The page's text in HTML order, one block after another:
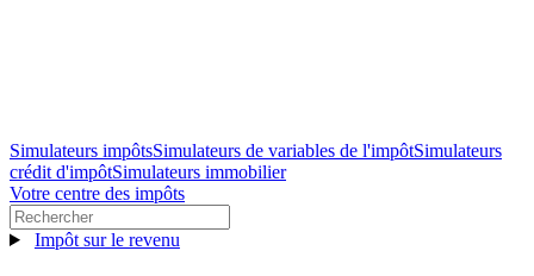
Simulateurs impôtsSimulateurs de variables de l'impôtSimulateurs
crédit d'impôtSimulateurs immobilier
Votre centre des impôts
Impôt sur le revenu